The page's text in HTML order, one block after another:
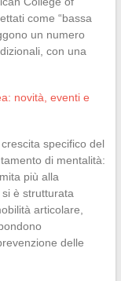
come “bassa
un numero
con una
novità, eventi e
specifico del
di mentalità:
più alla
è strutturata
articolare,
delle